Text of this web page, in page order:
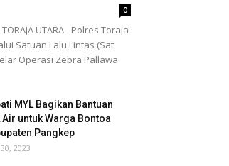
0
UTARA - Polres Toraja
Satuan Lalu Lintas (Sat
Operasi Zebra Pallawa
MYL Bagikan Bantuan
Air untuk Warga Bontoa
Pangkep
2023